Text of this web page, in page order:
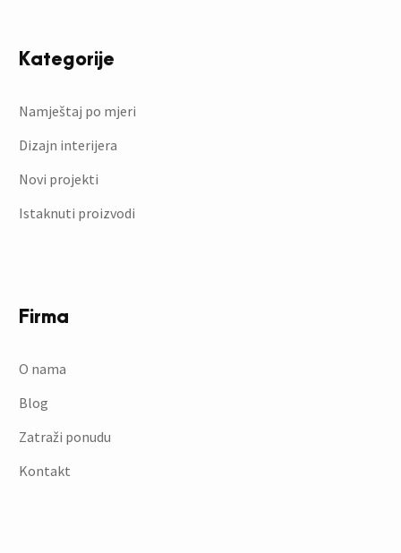
Kategorije
Namještaj po mjeri
Dizajn interijera
Novi projekti
Istaknuti proizvodi
Firma
O nama
Blog
Zatraži ponudu
Kontakt